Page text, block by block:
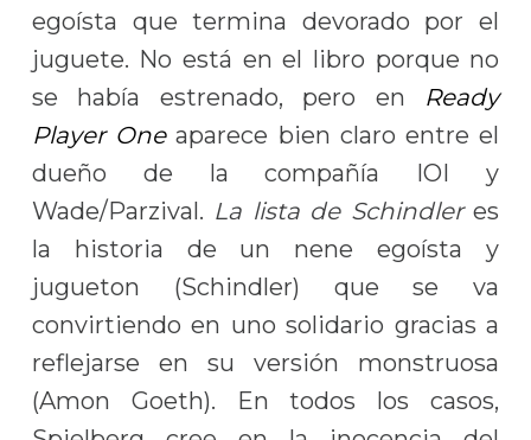
egoísta que termina devorado por el
juguete. No está en el libro porque no
se había estrenado, pero en Ready
Player Oneaparece bien claro entre el
dueño de la compañía IOI y
Wade/Parzival. La lista de Schindleres
la historia de un nene egoísta y
jugueton (Schindler) que se va
convirtiendo en uno solidario gracias a
reflejarse en su versión monstruosa
(Amon Goeth). En todos los casos,